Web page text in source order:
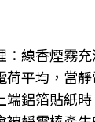
：線香煙霧
荷平均，當
端鋁箔貼紙